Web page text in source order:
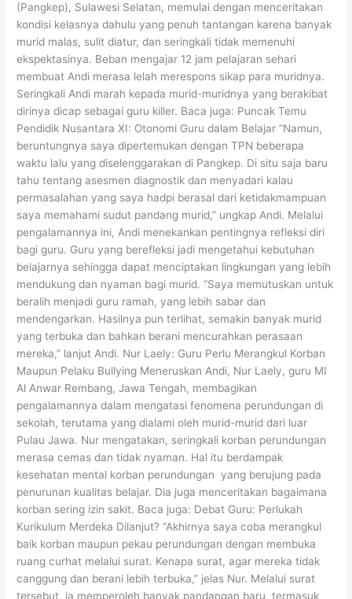
(Pangkep), Sulawesi Selatan, memulai dengan menceritakan
kondisi kelasnya dahulu yang penuh tantangan karena banyak
murid malas, sulit diatur, dan seringkali tidak memenuhi
ekspektasinya. Beban mengajar 12 jam pelajaran sehari
membuat Andi merasa lelah merespons sikap para muridnya.
Seringkali Andi marah kepada murid-muridnya yang berakibat
dirinya dicap sebagai guru killer. Baca juga: Puncak Temu
Pendidik Nusantara XI: Otonomi Guru dalam Belajar “Namun,
beruntungnya saya dipertemukan dengan TPN beberapa
waktu lalu yang diselenggarakan di Pangkep. Di situ saja baru
tahu tentang asesmen diagnostik dan menyadari kalau
permasalahan yang saya hadpi berasal dari ketidakmampuan
saya memahami sudut pandang murid,” ungkap Andi. Melalui
pengalamannya ini, Andi menekankan pentingnya refleksi diri
bagi guru. Guru yang berefleksi jadi mengetahui kebutuhan
belajarnya sehingga dapat menciptakan lingkungan yang lebih
mendukung dan nyaman bagi murid. “Saya memutuskan untuk
beralih menjadi guru ramah, yang lebih sabar dan
mendengarkan. Hasilnya pun terlihat, semakin banyak murid
yang terbuka dan bahkan berani mencurahkan perasaan
mereka,” lanjut Andi. Nur Laely: Guru Perlu Merangkul Korban
Maupun Pelaku Bullying Meneruskan Andi, Nur Laely, guru MI
Al Anwar Rembang, Jawa Tengah, membagikan
pengalamannya dalam mengatasi fenomena perundungan di
sekolah, terutama yang dialami oleh murid-murid dari luar
Pulau Jawa. Nur mengatakan, seringkali korban perundungan
merasa cemas dan tidak nyaman. Hal itu berdampak
kesehatan mental korban perundungan yang berujung pada
penurunan kualitas belajar. Dia juga menceritakan bagaimana
korban sering izin sakit. Baca juga: Debat Guru: Perlukah
Kurikulum Merdeka Dilanjut? “Akhirnya saya coba merangkul
baik korban maupun pekau perundungan dengan membuka
ruang curhat melalui surat. Kenapa surat, agar mereka tidak
canggung dan berani lebih terbuka,” jelas Nur. Melalui surat
tersebut, ia memperoleh banyak pandangan baru, termasuk